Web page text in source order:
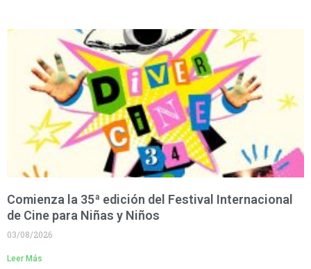
Comienza la 35ª edición del Festival Internacional
de Cine para Niñas y Niños
03/08/2026
Leer Más